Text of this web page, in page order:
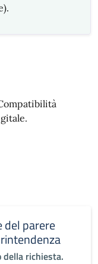
del parere
richiesta.